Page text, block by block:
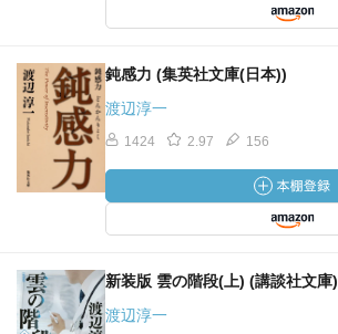
鈍感力 (集英社文庫(日本))
渡辺淳一
1424 2.97 156
新装版 雲の階段(上) (講談社文庫)
渡辺淳一